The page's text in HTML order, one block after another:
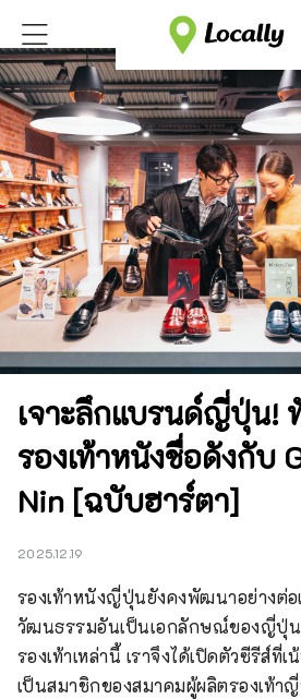
เจาะลึกแบรนด์ญี่ปุ่น!
รองเท้าหนังชื่อดังกับ
Nin [ฉบับฮาร์ตา]
2025.12.19
รองเท้าหนังญี่ปุ่นยังคงพัฒนาอย่างต่อ
วัฒนธรรมอันเป็นเอกลักษณ์ของญี่ปุ่น
รองเท้าเหล่านี้ เราจึงได้เปิดตัวซีรีส์ที่
เป็นสมาชิกของสมาคมผู้ผลิตรองเท้า